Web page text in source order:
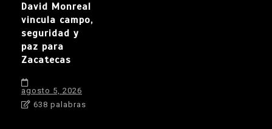
David Monreal
vincula campo,
seguridad y
paz para
Zacatecas
agosto 5, 2026
638 palabras